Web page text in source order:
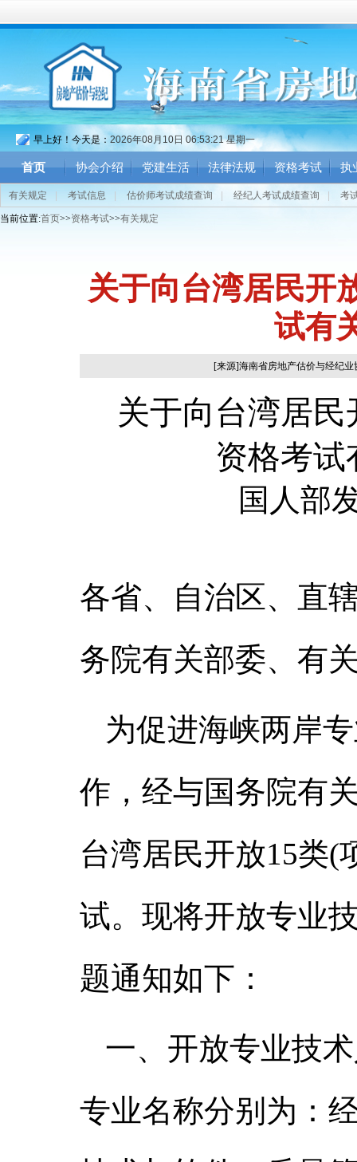
早上好！今天是： 2026年08月10日 06:53:22 星期一
首页 协会介绍 党建生活 法律法规 资格考试 执
有关规定 考试信息 估价师考试成绩查询 经纪人考试成绩查询 考
当前位置:首页>>资格考试>>有关规定
关于向台湾居民开
试有
[来源]海南省房地产估价与经纪
关于向台湾居
资格考试
国人部
各省、自治区、直
务院有关部委、有
为促进海峡两岸
作，经与国务院有
台湾居民开放15类(
试。现将开放专业
题通知如下：
一、开放专业技
专业名称分别为：